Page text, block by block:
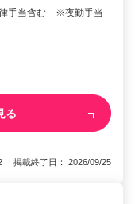
手当含む ※夜勤手当
る
掲載終了日： 2026/09/25